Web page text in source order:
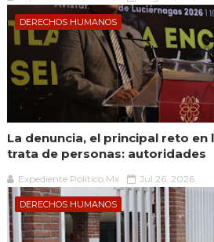
DERECHOS HUMANOS
La denuncia, el principal reto en
trata de personas: autoridades
Expediente Político.Mx Jul 26, 2026
DERECHOS HUMANOS